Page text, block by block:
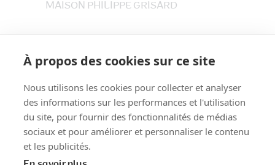
À propos des cookies sur ce site
Nous utilisons les cookies pour collecter et analyser
des informations sur les performances et l'utilisation
du site, pour fournir des fonctionnalités de médias
sociaux et pour améliorer et personnaliser le contenu
et les publicités.
MAISON PHILIPPE GRISARD
Tél. 04 79 84 30 91